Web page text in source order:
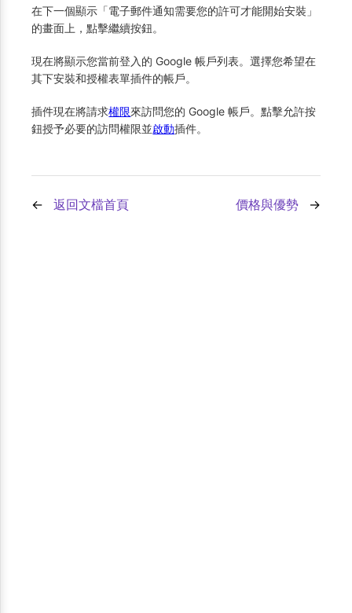
在下一個顯示「電子郵件通知需要您的許可才能開始安裝」
的畫面上，點擊繼續按鈕。
現在將顯示您當前登入的 Google 帳戶列表。選擇您希望在
其下安裝和授權表單插件的帳戶。
插件現在將請求權限來訪問您的 Google 帳戶。點擊允許按
鈕授予必要的訪問權限並啟動插件。
返回文檔首頁 價格與優勢